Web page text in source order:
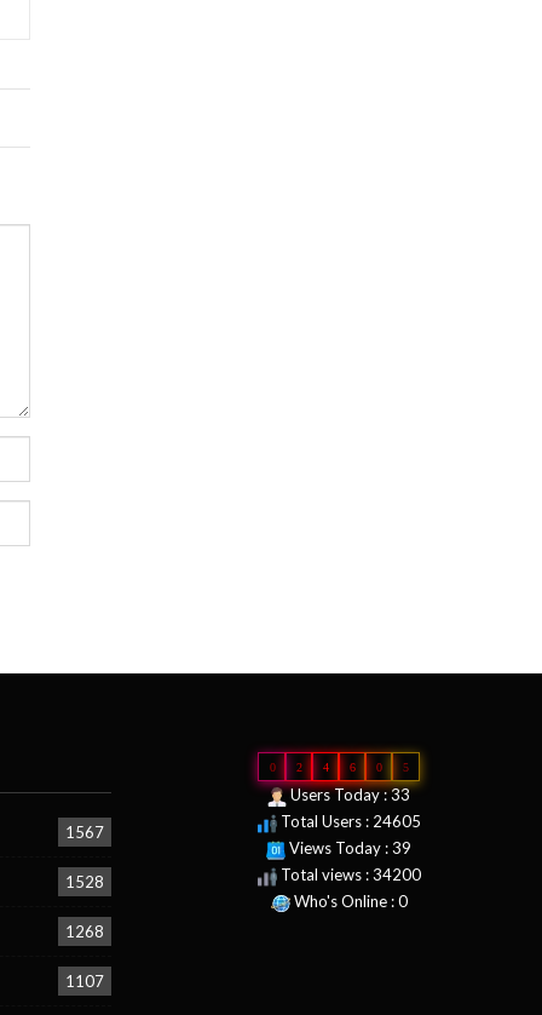
1567
1528
1268
1107
0 2 4 6 0 5
Users Today : 33
Total Users : 24605
Views Today : 39
Total views : 34200
Who's Online : 0